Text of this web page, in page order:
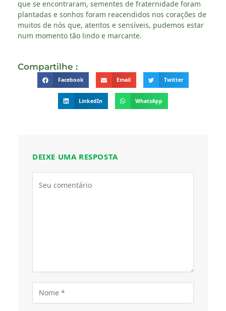
que se encontraram, sementes de fraternidade foram
plantadas e sonhos foram reacendidos nos corações de
muitos de nós que, atentos e sensíveis, pudemos estar
num momento tão lindo e marcante.
Compartilhe :
Facebook Email Twitter
LinkedIn WhatsApp
DEIXE UMA RESPOSTA